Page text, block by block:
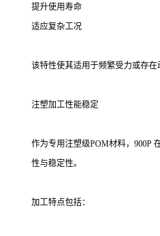
提升使用寿命
适应复杂工况
该特性使其适用于频繁受力或存在
注塑加工性能稳定
作为专用注塑级POM材料，900P
性与稳定性。
加工特点包括：